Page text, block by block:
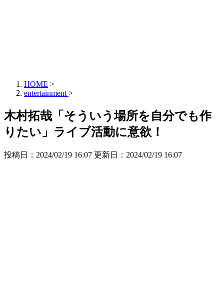
HOME >
entertainment >
木村拓哉「そういう場所を自分でも作
りたい」ライブ活動に意欲！
投稿日：2024/02/19 16:07 更新日： 2024/02/19 16:07